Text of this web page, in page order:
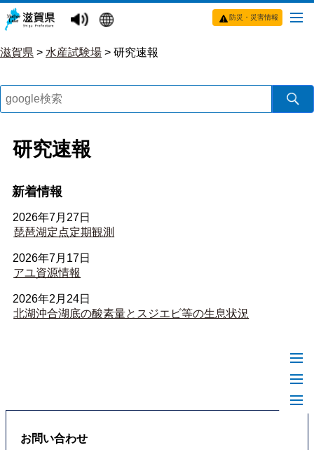
防災・災害情報
滋賀県 > 水産試験場 > 研究速報
研究速報
新着情報
2026年7月27日
琵琶湖定点定期観測
2026年7月17日
アユ資源情報
2026年2月24日
北湖沖合湖底の酸素量とスジエビ等の生息状況
お問い合わせ